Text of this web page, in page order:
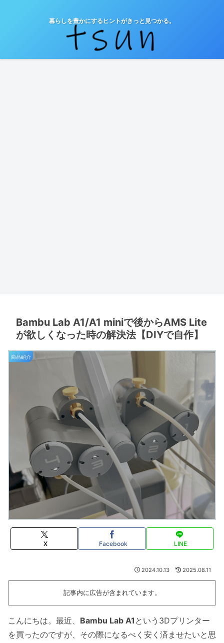
暮らしを豊かにするヒントがきっと見つかる。
Bambu Lab A1/A1 miniで後からAMS Lite
が欲しくなった時の解決法【DIYで自作】
商品紹介
X Facebook LINE
2024.10.13 2025.08.11
記事内に広告が含まれています。
こんにちは。最近、 Bambu Lab A1 という3Dプリンター
を買ったのですが、その際になるべく安く済ませたいと思